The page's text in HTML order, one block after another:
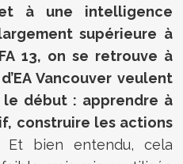
à une intelligence
supérieure à
13, on se retrouve à
Vancouver veulent
début : apprendre à
construire les actions
Et bien entendu, cela